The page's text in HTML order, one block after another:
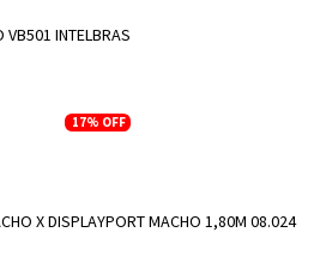
VB501 INTELBRAS
17% OFF
X DISPLAYPORT MACHO 1,80M 08.024